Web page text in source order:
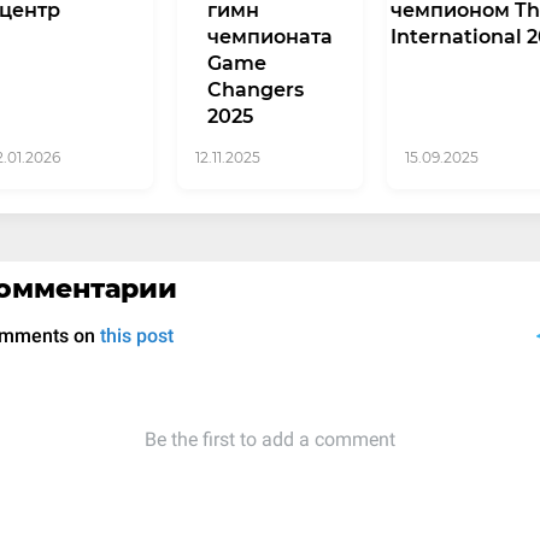
центр
гимн
чемпионата
Game
Changers
2025
12.11.2025
чемпионом
International
15.09.2025